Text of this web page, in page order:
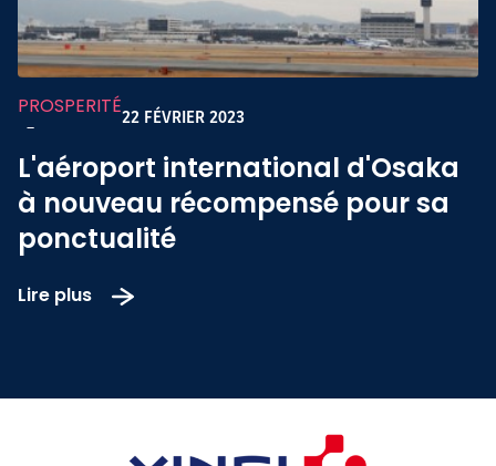
PROSPERITÉ
-
22 FÉVRIER 2023
L'aéroport international d'Osaka
à nouveau récompensé pour sa
ponctualité
Lire plus